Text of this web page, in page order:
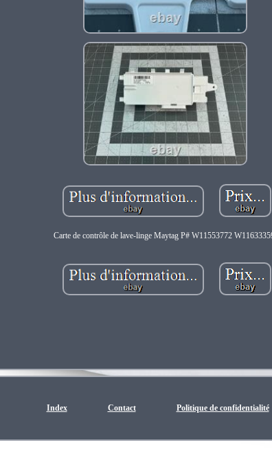
Carte de contrôle de lave-linge Maytag P# W11553772
Index Contact Politique de confidentialité